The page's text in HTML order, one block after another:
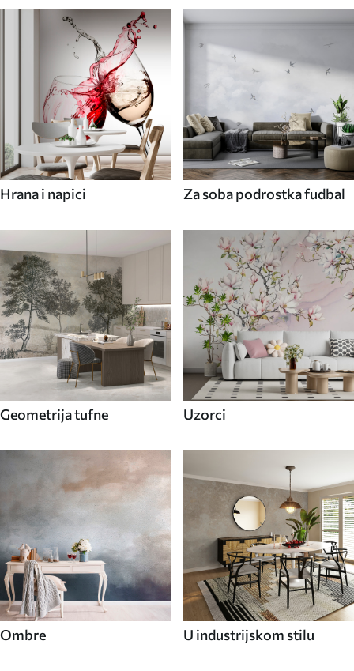
Hrana i napici Za soba podrostka fudbal
Geometrija tufne Uzorci
Ombre U industrijskom stilu